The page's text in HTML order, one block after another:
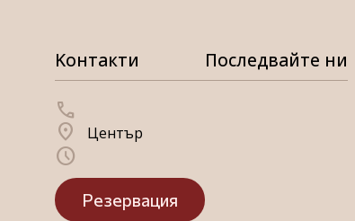
Kонтакти
call
location_on
Център
schedule
Резервация
Последвайте ни